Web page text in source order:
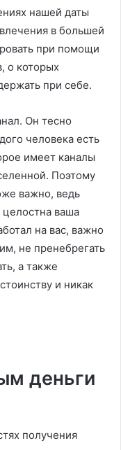
нашей даты
в большей
при помощи
о которых
при себе.
Он тесно
человека есть
имеет каналы
Поэтому
важно, ведь
целостна ваша
на вас, важно
не пренебрегать
а также
и никак
деньги
получения